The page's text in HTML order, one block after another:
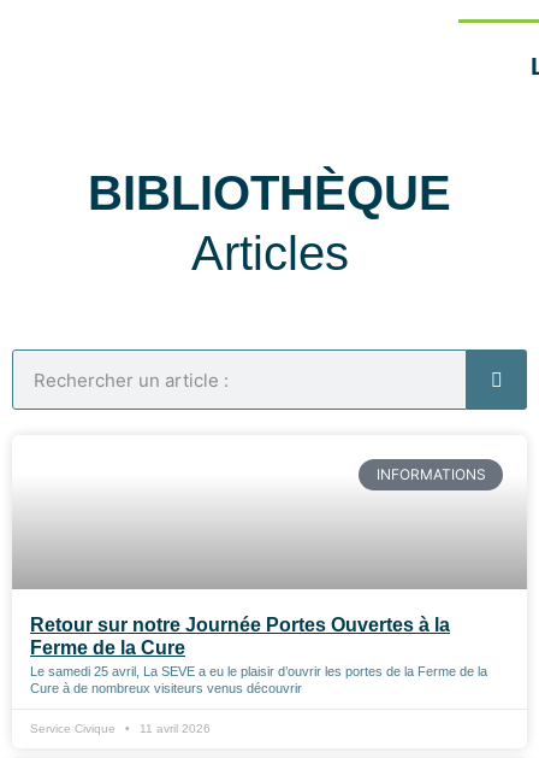
BIBLIOTHÈQUE
Articles
INFORMATIONS
Retour sur notre Journée Portes Ouvertes à la
Ferme de la Cure
Le samedi 25 avril, La SEVE a eu le plaisir d’ouvrir les portes de la Ferme de la
Cure à de nombreux visiteurs venus découvrir
Service Civique 11 avril 2026